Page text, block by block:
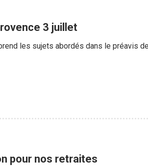
3 juillet
les sujets abordés dans le préavis
pour nos retraites